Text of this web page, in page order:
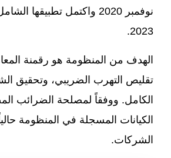
نوفمبر 2020 واكتمل تطبيقها
2023.
الهدف من المنظومة هو رقمنة
تقليص التهرب الضريبي، وتحقيق
الكامل. ووفقاً لمصلحة الضرائب
الكيانات المسجلة في المنظومة
الشركات.